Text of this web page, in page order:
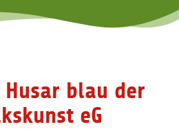
Husar blau der
eG